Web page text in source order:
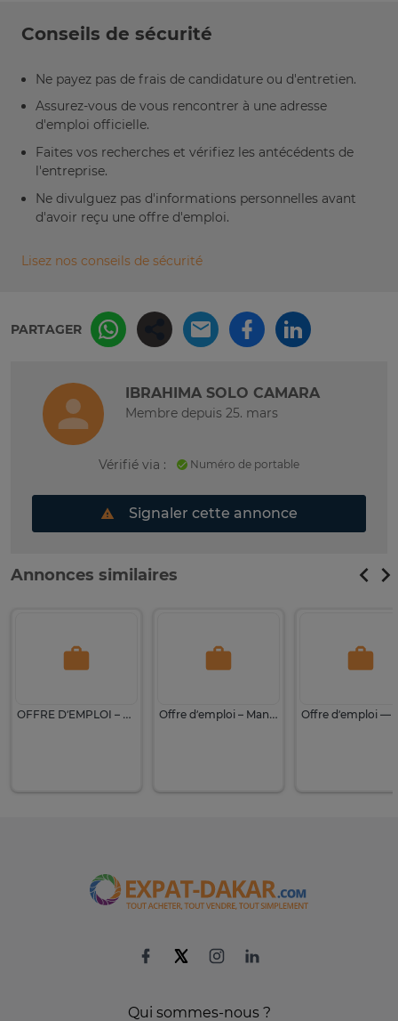
Conseils de sécurité
Ne payez pas de frais de candidature ou d'entretien.
Assurez-vous de vous rencontrer à une adresse
d'emploi officielle.
Faites vos recherches et vérifiez les antécédents de
l'entreprise.
Ne divulguez pas d'informations personnelles avant
d'avoir reçu une offre d'emploi.
Lisez nos conseils de sécurité
PARTAGER
IBRAHIMA SOLO CAMARA
Membre depuis 25. mars
Vérifié via : Numéro de portable
Signaler cette annonce
Annonces similaires
OFFRE D’EMPLOI – COIFFEUSE PROFESSIONNELLE Offre d’emploi – Manager FX (Foreign Exchange) | Fintech
Qui sommes-nous ?